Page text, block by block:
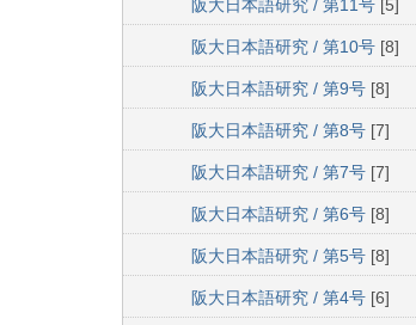
阪大日本語研究 / 第11号 [5]
阪大日本語研究 / 第10号 [8]
阪大日本語研究 / 第9号 [8]
阪大日本語研究 / 第8号 [7]
阪大日本語研究 / 第7号 [7]
阪大日本語研究 / 第6号 [8]
阪大日本語研究 / 第5号 [8]
阪大日本語研究 / 第4号 [6]